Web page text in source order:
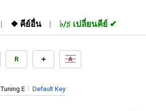
❖ คีย์อื่น ♭/♯ เปลี่ยนคีย์
R A
Tuning E Default Key